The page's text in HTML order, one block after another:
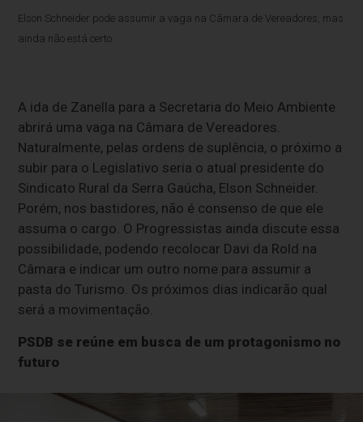
Elson Schneider pode assumir a vaga na Câmara de Vereadores, mas
ainda não está certo
A ida de Zanella para a Secretaria do Meio Ambiente
abrirá uma vaga na Câmara de Vereadores.
Naturalmente, pelas ordens de suplência, o próximo a
subir para o Legislativo seria o atual presidente do
Sindicato Rural da Serra Gaúcha, Elson Schneider.
Porém, nos bastidores, não é consenso de que ele
assuma o cargo. O Progressistas ainda discute essa
possibilidade, podendo recolocar Davi da Rold na
Câmara e indicar um outro nome para assumir a
pasta do Turismo. Os próximos dias indicarão qual
será a movimentação.
PSDB se reúne em busca de um protagonismo no
futuro